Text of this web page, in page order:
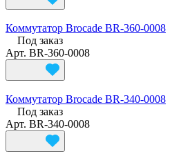
Коммутатор Brocade BR-360-0008
Под заказ
Арт. BR-360-0008
Коммутатор Brocade BR-340-0008
Под заказ
Арт. BR-340-0008